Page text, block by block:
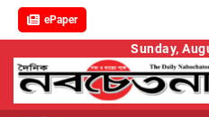
ePaper
content
Sunday,